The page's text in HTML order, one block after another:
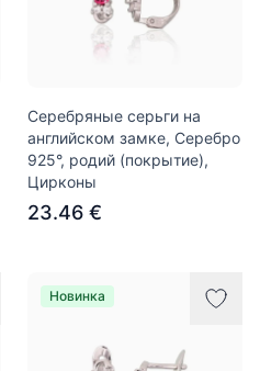
Серебряные серьги на
английском замке, Серебро
925°, родий (покрытие),
Цирконы
23.46 €
Новинка